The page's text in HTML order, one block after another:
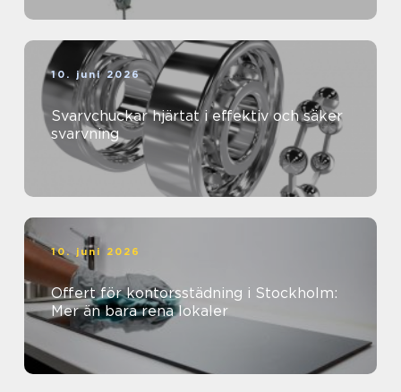
10. juni 2026
Svarvchuckar hjärtat i effektiv och säker
svarvning
10. juni 2026
Offert för kontorsstädning i Stockholm:
Mer än bara rena lokaler